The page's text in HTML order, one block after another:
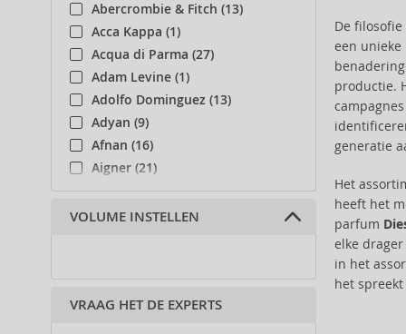
De
een
productie.
generatie
Het
heeft het
parfum
elke
in het
het
Abercrombie & Fitch (13)
Acca Kappa (1)
Acqua di Parma (27)
Adam Levine (1)
Adolfo Dominguez (13)
Adyan (9)
Afnan (16)
Aigner (21)
Ajmal (21)
Al Haramain (21)
Alfred Sung (2)
Alyssa Ashley (3)
VOLUME INSTELLEN
VRAAG HET DE EXPERTS